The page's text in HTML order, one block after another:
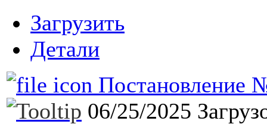
Загрузить
Детали
Постановление
06/25/2025